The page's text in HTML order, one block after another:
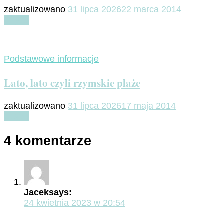
zaktualizowano 31 lipca 202622 marca 2014
Podstawowe informacje
Lato, lato czyli rzymskie plaże
zaktualizowano 31 lipca 202617 maja 2014
4 komentarze
Jaceksays:
24 kwietnia 2023 w 20:54